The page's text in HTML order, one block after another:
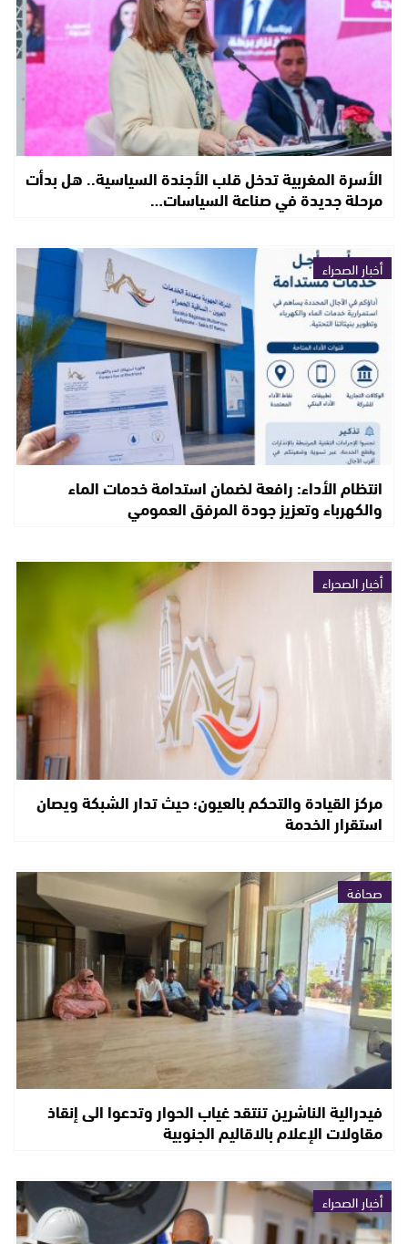
الأسرة المغربية تدخل قلب الأجندة السياسية.. هل بدأت
مرحلة جديدة في صناعة السياسات…
أخبار الصحراء
انتظام الأداء: رافعة لضمان استدامة خدمات الماء
والكهرباء وتعزيز جودة المرفق العمومي
أخبار الصحراء
مركز القيادة والتحكم بالعيون؛ حيث تدار الشبكة ويصان
استقرار الخدمة
صحافة
فيدرالية الناشرين تنتقد غياب الحوار وتدعوا الى إنقاذ
مقاولات الإعلام بالاقاليم الجنوبية
أخبار الصحراء